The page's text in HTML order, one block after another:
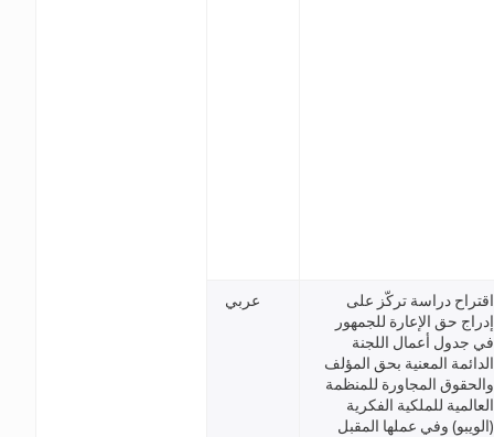
عربي
اقتراح دراسة تركّز على
إدراج حق الإعارة للجمهور
في جدول أعمال اللجنة
الدائمة المعنية بحق المؤلف
والحقوق المجاورة للمنظمة
العالمية للملكية الفكرية
(الويبو) وفي عملها المقبل